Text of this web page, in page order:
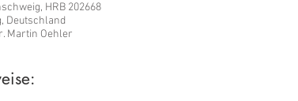
HRB 202668
Deutschland
Martin Oehler